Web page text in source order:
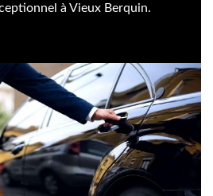
à Vieux Berquin.